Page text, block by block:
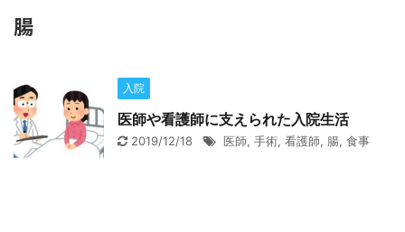
腸
入院
医師や看護師に支えられた入院生活
2019/12/18 医師, 手術, 看護師, 腸, 食事